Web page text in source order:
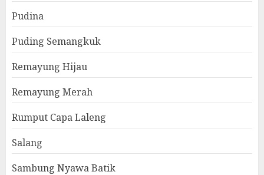
Pudina
Puding Semangkuk
Remayung Hijau
Remayung Merah
Rumput Capa Laleng
Salang
Sambung Nyawa Batik